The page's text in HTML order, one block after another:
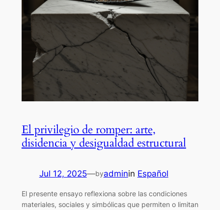
El privilegio de romper: arte,
disidencia y desigualdad estructural
Jul 12, 2025—byadminin Español
El presente ensayo reflexiona sobre las condiciones
materiales, sociales y simbólicas que permiten o limitan